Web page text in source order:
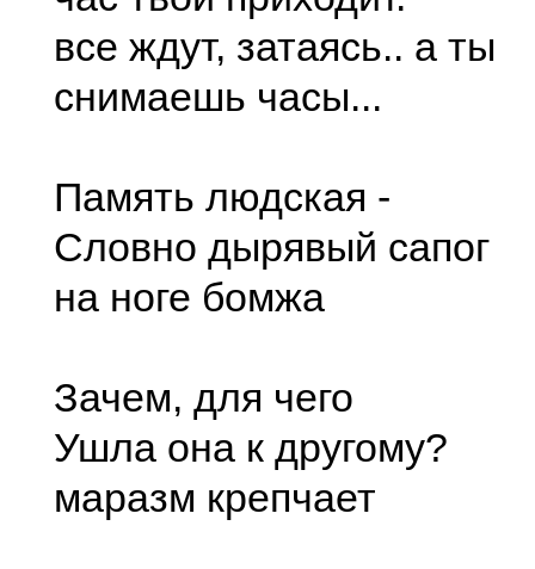
все ждут, затаясь.. а ты
снимаешь часы...
Память людская -
Словно дырявый сапог
на ноге бомжа
Зачем, для чего
Ушла она к другому?
маразм крепчает